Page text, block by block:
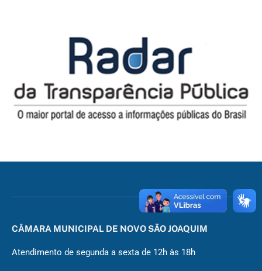
CÂMARA MUNICIPAL DE NOVO SÃO JOAQUIM
Atendimento de segunda a sexta de 12h às 18h